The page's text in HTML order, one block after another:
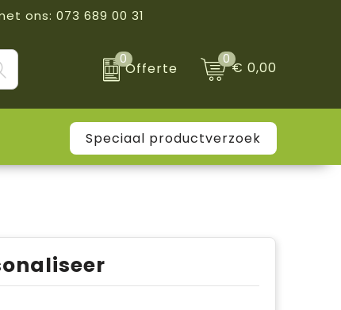
ons: 073 689 00 31
0
Offerte
0€ 0,00
Speciaal productverzoek